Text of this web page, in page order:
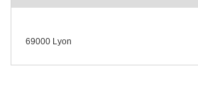
69000 Lyon